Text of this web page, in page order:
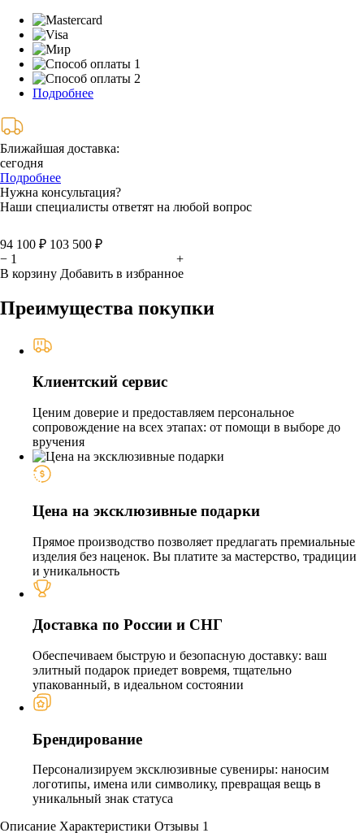
Подробнее
Ближайшая доставка:
сегодня
Подробнее
Нужна консультация?
Наши специалисты ответят на любой вопрос
94 100 ₽ 103 500 ₽
−
+
В корзину Добавить в избранное
Преимущества покупки
Клиентский сервис
Ценим доверие и предоставляем персональное
сопровождение на всех этапах: от помощи в выборе до
вручения
Цена на эксклюзивные подарки
Прямое производство позволяет предлагать премиальные
изделия без наценок. Вы платите за мастерство, традиции
и уникальность
Доставка по России и СНГ
Обеспечиваем быструю и безопасную доставку: ваш
элитный подарок приедет вовремя, тщательно
упакованный, в идеальном состоянии
Брендирование
Персонализируем эксклюзивные сувениры: наносим
логотипы, имена или символику, превращая вещь в
уникальный знак статуса
Описание Характеристики Отзывы 1